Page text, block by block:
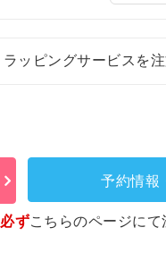
ラッピングサービスを
予約情報
必ずこちらのページにて